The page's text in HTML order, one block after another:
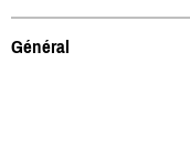
Général